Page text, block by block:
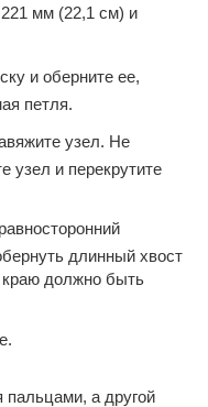
мм (22,1 см) и
и оберните ее,
петля.
узел. Не
узел и перекрутите
длинный хвост
должно быть
пальцами, а другой